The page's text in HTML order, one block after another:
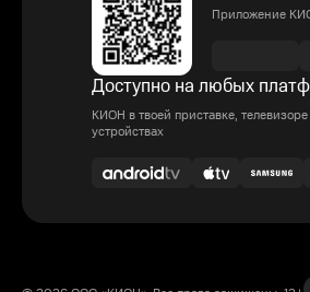
Приложение
Доступно на любых
КИОН в твоей приставке,
устройствах